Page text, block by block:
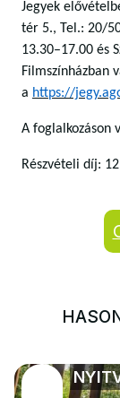
Jegyek
tér 5., Tel.: 20/
13.30–17.00 és
Filmszínházban
a https://
A foglalkozáson
Részvételi díj: